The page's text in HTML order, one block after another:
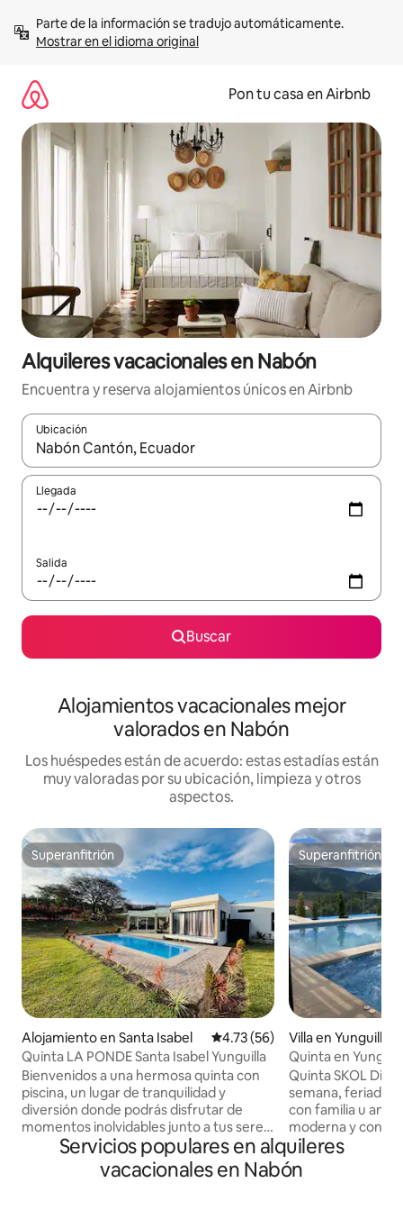
contenidoMostrar en el idioma original
Pon tu casa en Airbnb
Alquileres vacacionales en Nabón
Encuentra y reserva alojamientos únicos en Airbnb
Ubicación
Cuando los resultados estén disponibles, navega con las
Llegada
Salida
Buscar
Alojamientos vacacionales mejor
valorados en Nabón
Los huéspedes están de acuerdo: estas estadías están
muy valoradas por su ubicación, limpieza y otros
aspectos.
Superanfitrión
Superanfitrión
Alojamiento en Santa Isabel Calificación promedio: 4.73 de
4.73 (56)
Quinta LA PONDE Santa Isabel Yunguilla
Bienvenidos a una hermosa quinta con
piscina, un lugar de tranquilidad y
diversión donde podrás disfrutar de
momentos inolvidables junto a tus seres
queridos. Ubicada en un entorno natural
exuberante, esta quinta ofrece una
combinación perfecta de comodidad y
Superanfitrión
Superanfitrión
Villa en Yunguilla
Quinta en
Sauna.
Quinta SKOL
semana, feriado,
con familia u
moderna y
están integradas
Jacuzzi -Sauna -
Barbacoa -Pista
Servicios populares en alquileres
vacacionales en Nabón